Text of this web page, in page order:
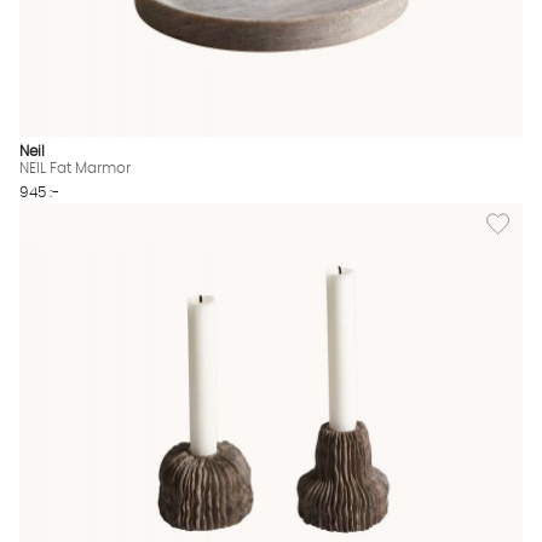
Neil
NEIL Fat Marmor
945 :-
Lägg